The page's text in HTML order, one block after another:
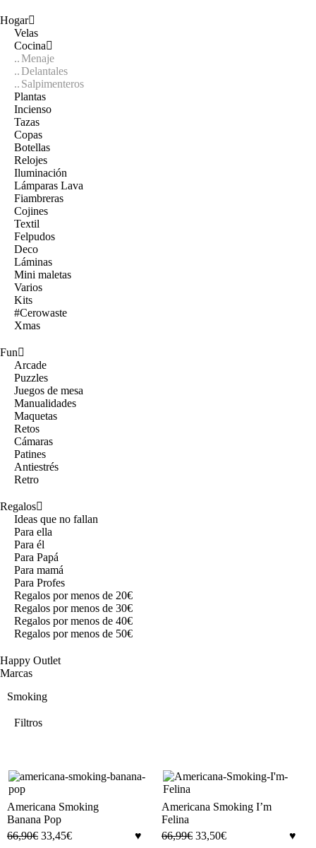
Hogar
Velas
Cocina
Menaje
Delantales
Salpimenteros
Plantas
Incienso
Tazas
Copas
Botellas
Relojes
Iluminación
Lámparas Lava
Fiambreras
Cojines
Textil
Felpudos
Deco
Láminas
Mini maletas
Varios
Kits
#Cerowaste
Xmas
Fun
Arcade
Puzzles
Juegos de mesa
Manualidades
Maquetas
Retos
Cámaras
Patines
Antiestrés
Retro
Regalos
Ideas que no fallan
Para ella
Para él
Para Papá
Para mamá
Para Profes
Regalos por menos de 20€
Regalos por menos de 30€
Regalos por menos de 40€
Regalos por menos de 50€
Happy Outlet
Marcas
Smoking
Filtros
Americana Smoking
Banana Pop
66,90€ 33,45€
Americana Smoking I’m
Felina
66,99€ 33,50€